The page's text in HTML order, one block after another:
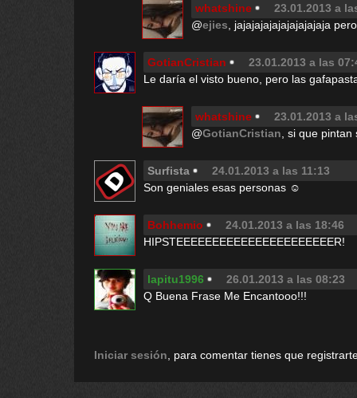
whatshine
23.01.2013 a
@ejies , jajajajajajajajajajaja
GotianCristian
23.01.2013 a las
Le daría el visto bueno, pero las
whatshine
23.01.2013 a
@GotianCristian , si que
Surfista
24.01.2013 a las 11:13
Son geniales esas personas ☺
Bohhemio
24.01.2013 a las 18:46
HIPSTEEEEEEEEEEEEEEEEEEEEEER!
lapitu1996
26.01.2013 a las 08:23
Q Buena Frase Me Encantooo!!!
Iniciar sesión , para comentar tienes que